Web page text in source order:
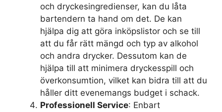
och dryckesingredienser, kan du låta
bartendern ta hand om det. De kan
hjälpa dig att göra inköpslistor och se till
att du får rätt mängd och typ av alkohol
och andra drycker. Dessutom kan de
hjälpa till att minimera dryckesspill och
överkonsumtion, vilket kan bidra till att du
håller ditt evenemangs budget i schack.
Professionell Service: Enbart